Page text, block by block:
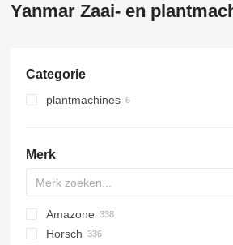
Yanmar Zaai- en
Categorie
plantmachines
Merk
DA
Monopill
ATO30
SN300
Amazone
AD
Double
Green Plains
Aeromat
Swifter
S-series
5710
8
Falcon
SZF
Multicorn
Manta
R-series
CPH
MATRIX
VL
DK
DSX
Horsch